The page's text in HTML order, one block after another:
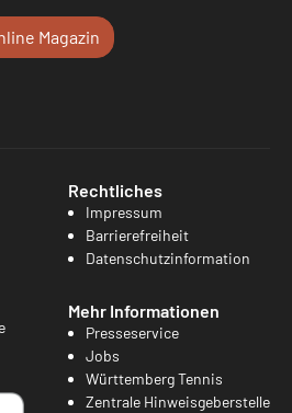
Magazin
Rechtliches
Impressum
Barrierefreiheit
Datenschutzinformation
Mehr Informationen
Presseservice
Jobs
Württemberg Tennis
Zentrale Hinweisgeberstelle